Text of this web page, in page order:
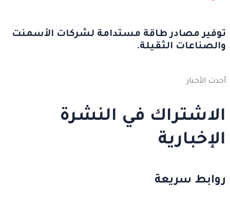
توفير مصادر طاقة مستدامة لشركات الأسمنت
والصناعات الثقيلة.
أحدث الأخبار
الاشتراك في النشرة
الإخبارية
روابط سريعة